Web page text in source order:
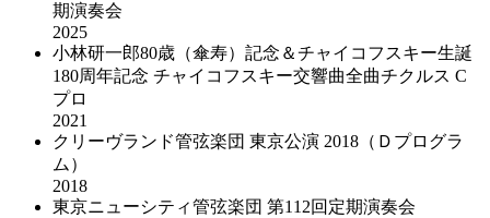
期演奏会
2025
小林研一郎80歳（傘寿）記念＆チャイコフスキー生誕
180周年記念 チャイコフスキー交響曲全曲チクルス C
プロ
2021
クリーヴランド管弦楽団 東京公演 2018（Ｄプログラ
ム）
2018
東京ニューシティ管弦楽団 第112回定期演奏会